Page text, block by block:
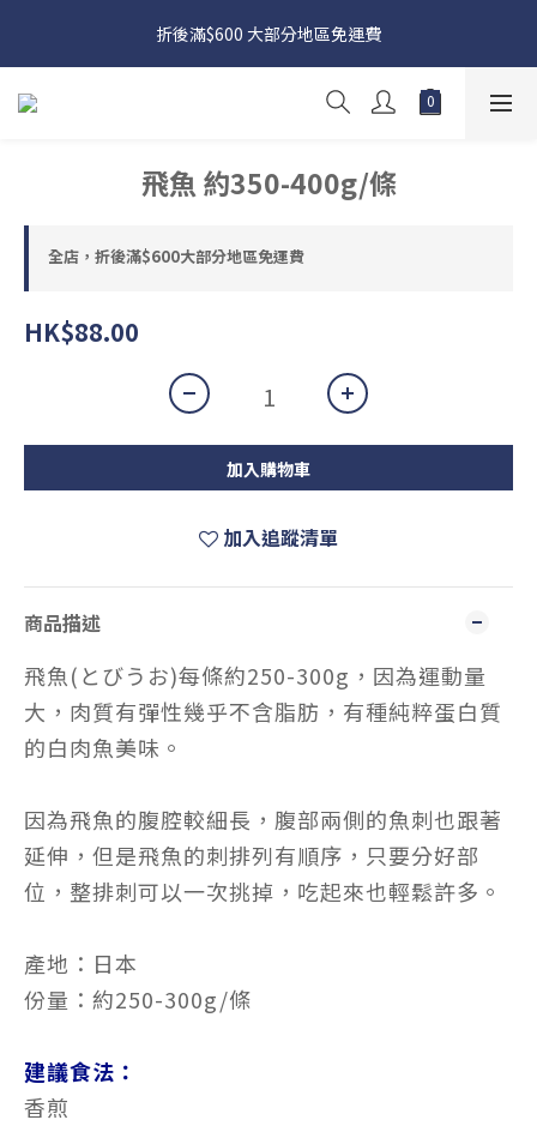
日本接近假期，貨源較不穩定；如想在 8 月 11 日至 8 月 15 日收
貨，請務必於 8 月 10 日前落單
折後滿$600 大部分地區免運費
日本接近假期，貨源較不穩定；如想在 8 月 11 日至 8 月 15 日收
貨，請務必於 8 月 10 日前落單
飛魚 約350-400g/條
全店，折後滿$600大部分地區免運費
HK$88.00
加入購物車
加入追蹤清單
商品描述
飛魚(とびうお)每條約250-300g，因為運動量
大，肉質有彈性幾乎不含脂肪，有種純粹蛋白質
的白肉魚美味。
因為飛魚的腹腔較細長，腹部兩側的魚刺也跟著
延伸，但是飛魚的刺排列有順序，只要分好部
位，整排刺可以一次挑掉，吃起來也輕鬆許多。
產地：日本
份量：約250-300g/條
建議食法：
香煎